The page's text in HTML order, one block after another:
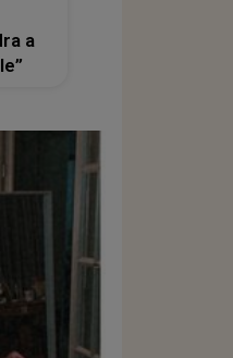
a